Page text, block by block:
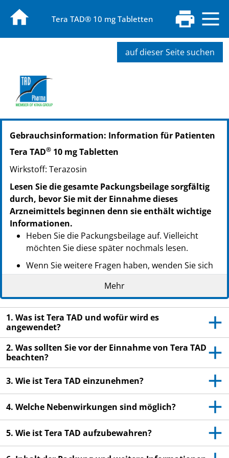
Tera TAD® 10 mg Tabletten
auf dieser Seite suchen
PZN: 01668929
PPN: 110166892977
PZN: 02224896
Gebrauchsinformation: Information für Patienten
Tera TAD® 10 mg Tabletten
Wirkstoff: Terazosin
Lesen Sie die gesamte Packungsbeilage sorgfältig
durch, bevor Sie mit der Einnahme dieses
Arzneimittels beginnen denn sie enthält wichtige
Informationen.
Heben Sie die Packungsbeilage auf. Vielleicht
möchten Sie diese später nochmals lesen.
Wenn Sie weitere Fragen haben, wenden Sie sich
an Ihren Arzt oder Apotheker.
Dieses Arzneimittel wurde Ihnen persönlich
verschrieben. Geben Sie es nicht an Dritte weiter.
Es kann anderen Menschen schaden, auch wenn
diese die gleichen Beschwerden haben wie Sie.
Wenn Sie Nebenwirkungen bemerken, wenden Sie
sich an Ihren Arzt oder Apotheker. Dies gilt auch
Packungsbeilage angegeben sind. Siehe Abschnitt
Mehr
1. Was ist Tera TAD und wofür wird es
angewendet?
2. Was sollten Sie vor der Einnahme von Tera TAD
beachten?
3. Wie ist Tera TAD einzunehmen?
4. Welche Nebenwirkungen sind möglich?
5. Wie ist Tera TAD aufzubewahren?